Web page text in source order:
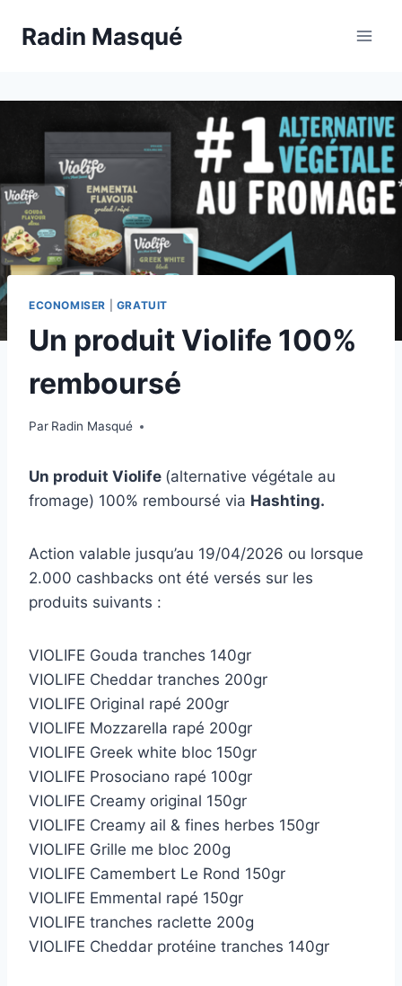
Radin Masqué
ECONOMISER GRATUIT
Un produit Violife 100%
remboursé
Par Radin Masqué
Un produit Violife (alternative végétale au
fromage) 100% remboursé via Hashting.
Action valable jusqu’au 19/04/2026 ou lorsque
2.000 cashbacks ont été versés sur les
produits suivants :
VIOLIFE Gouda tranches 140gr
VIOLIFE Cheddar tranches 200gr
VIOLIFE Original rapé 200gr
VIOLIFE Mozzarella rapé 200gr
VIOLIFE Greek white bloc 150gr
VIOLIFE Prosociano rapé 100gr
VIOLIFE Creamy original 150gr
VIOLIFE Creamy ail & fines herbes 150gr
VIOLIFE Grille me bloc 200g
VIOLIFE Camembert Le Rond 150gr
VIOLIFE Emmental rapé 150gr
VIOLIFE tranches raclette 200g
VIOLIFE Cheddar protéine tranches 140gr